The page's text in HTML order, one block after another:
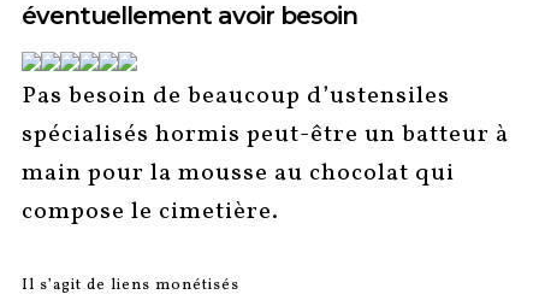
éventuellement avoir besoin
Pas besoin de beaucoup d’ustensiles
spécialisés hormis peut-être un batteur à
main pour la mousse au chocolat qui
compose le cimetière.
Il s’agit de liens monétisés